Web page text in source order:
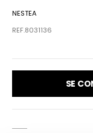
NESTEA
REF.8031136
SE